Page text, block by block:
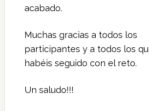
acabado.
Muchas gracias a todos los
participantes y a todos los
habéis seguido con el reto.
Un saludo!!!